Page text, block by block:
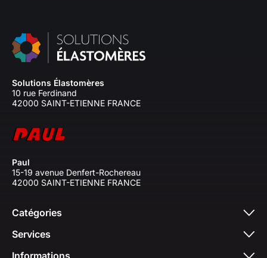
Solutions Élastomères
10 rue Ferdinand
42000 SAINT-ETIENNE FRANCE
Paul
15-19 avenue Denfert-Rochereau
42000 SAINT-ETIENNE FRANCE
Catégories
Services